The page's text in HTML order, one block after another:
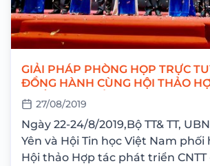
GIẢI PHÁP PHÒNG HỌP TRỰC
ĐỒNG HÀNH CÙNG HỘI THẢO
TRIỂN CNTT LẦN THỨ 23
27/08/2019
Ngày 22-24/8/2019,Bộ TT& TT,
Yên và Hội Tin học Việt Nam
Hội thảo Hợp tác phát triển CNTT